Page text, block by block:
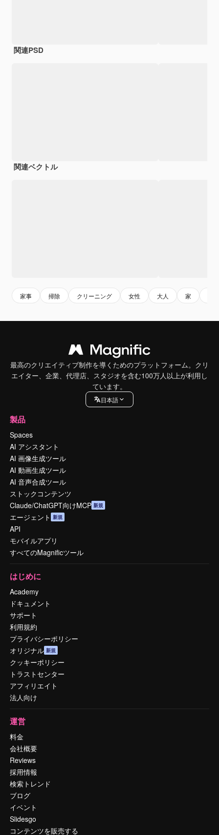
関連PSD
関連ベクトル
家事 掃除 クリーニング 女性 大人 家
最高のクリエイティブ制作を導くためのプラットフォーム。クリ
エイター、企業、代理店、スタジオを含む100万人以上が利用し
ています。
日本語
製品
Spaces
AI アシスタント
AI 画像生成ツール
AI 動画生成ツール
AI 音声合成ツール
ストックコンテンツ
Claude/ChatGPT向けMCP 新規
エージェント 新規
API
モバイルアプリ
すべてのMagnificツール
はじめに
Academy
ドキュメント
サポート
利用規約
プライバシーポリシー
オリジナル 新規
クッキーポリシー
トラストセンター
アフィリエイト
法人向け
運営
料金
会社概要
Reviews
採用情報
検索トレンド
ブログ
イベント
Slidesgo
コンテンツを販売する